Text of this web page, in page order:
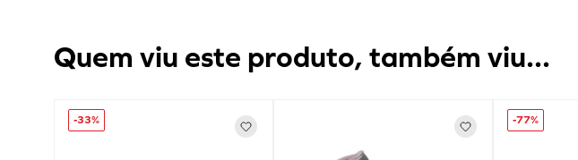
Quem viu este produto, também viu...
-33% -77%